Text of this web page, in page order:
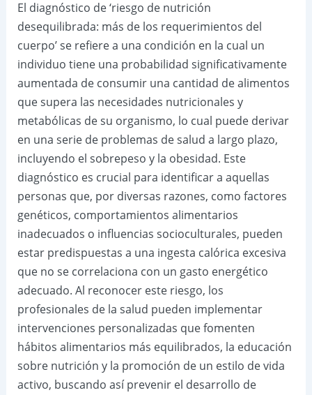
El diagnóstico de ‘riesgo de nutrición
desequilibrada: más de los requerimientos del
cuerpo’ se refiere a una condición en la cual un
individuo tiene una probabilidad significativamente
aumentada de consumir una cantidad de alimentos
que supera las necesidades nutricionales y
metabólicas de su organismo, lo cual puede derivar
en una serie de problemas de salud a largo plazo,
incluyendo el sobrepeso y la obesidad. Este
diagnóstico es crucial para identificar a aquellas
personas que, por diversas razones, como factores
genéticos, comportamientos alimentarios
inadecuados o influencias socioculturales, pueden
estar predispuestas a una ingesta calórica excesiva
que no se correlaciona con un gasto energético
adecuado. Al reconocer este riesgo, los
profesionales de la salud pueden implementar
intervenciones personalizadas que fomenten
hábitos alimentarios más equilibrados, la educación
sobre nutrición y la promoción de un estilo de vida
activo, buscando así prevenir el desarrollo de